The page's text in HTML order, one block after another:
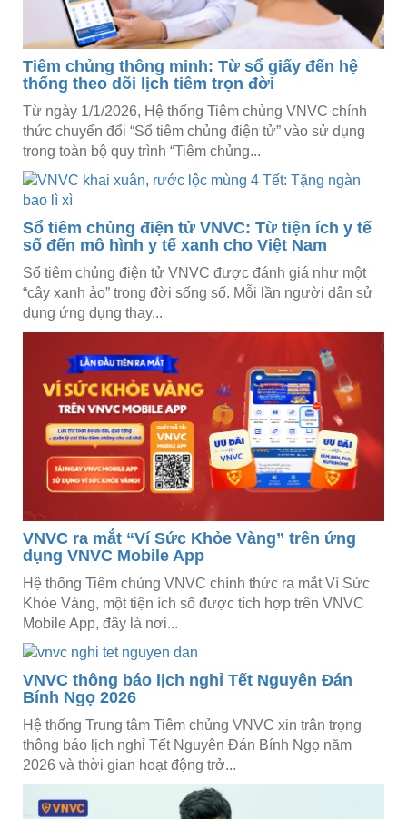
Tiêm chủng thông minh: Từ sổ giấy đến hệ
thống theo dõi lịch tiêm trọn đời
Từ ngày 1/1/2026, Hệ thống Tiêm chủng VNVC chính
thức chuyển đổi “Sổ tiêm chủng điện tử” vào sử dụng
trong toàn bộ quy trình “Tiêm chủng...
Sổ tiêm chủng điện tử VNVC: Từ tiện ích y tế
số đến mô hình y tế xanh cho Việt Nam
Sổ tiêm chủng điện tử VNVC được đánh giá như một
“cây xanh ảo” trong đời sống số. Mỗi lần người dân sử
dụng ứng dụng thay...
VNVC ra mắt “Ví Sức Khỏe Vàng” trên ứng
dụng VNVC Mobile App
Hệ thống Tiêm chủng VNVC chính thức ra mắt Ví Sức
Khỏe Vàng, một tiện ích số được tích hợp trên VNVC
Mobile App, đây là nơi...
VNVC thông báo lịch nghỉ Tết Nguyên Đán
Bính Ngọ 2026
Hệ thống Trung tâm Tiêm chủng VNVC xin trân trọng
thông báo lịch nghỉ Tết Nguyên Đán Bính Ngọ năm
2026 và thời gian hoạt động trở...